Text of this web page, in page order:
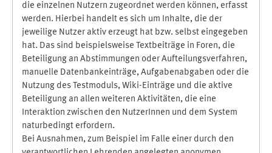
die einzelnen Nutzern zugeordnet werden können, erfasst
werden. Hierbei handelt es sich um Inhalte, die der
jeweilige Nutzer aktiv erzeugt hat bzw. selbst eingegeben
hat. Das sind beispielsweise Textbeiträge in Foren, die
Beteiligung an Abstimmungen oder Aufteilungsverfahren,
manuelle Datenbankeinträge, Aufgabenabgaben oder die
Nutzung des Testmoduls, Wiki-Einträge und die aktive
Beteiligung an allen weiteren Aktivitäten, die eine
Interaktion zwischen den NutzerInnen und dem System
naturbedingt erfordern.
Bei Ausnahmen, zum Beispiel im Falle einer durch den